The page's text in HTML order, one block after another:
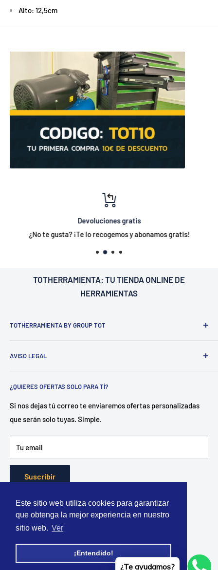
Este sitio web utiliza cookies para garantizar
que obtenga la mejor experiencia en nuestro
sitio web. Ver
¡Entendido!
Alto: 12,5cm
Devoluciones gratis
¿No te gusta? ¡Te lo recogemos y abonamos gratis!
TOTHERRAMIENTA: TU TIENDA ONLINE DE
HERRAMIENTAS
TOTHERRAMIENTA BY GROUP TOT
Sant Esteve Sesrovires
sector como para particulares.
¿Como?Disponemos de un almacén central en Castellón
con más de 500 referencias en stock. Gracias a ello
"La forma más rapida y economica de equiparte." -
Totherramienta.com
AVISO LEGAL
Política de envío
Política de privacidad
Política de reembolso
Términos del servicio
¿QUIERES OFERTAS SOLO PARA TÍ?
Si nos dejas tú correo te enviaremos ofertas personalizadas
que serán solo tuyas. Simple.
Tu email
Suscribir
Aceptamos
¿Te ayudamos?